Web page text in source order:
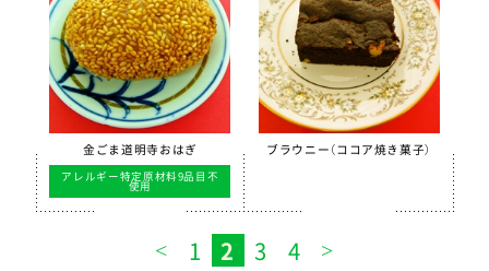
金ごま道明寺おはぎ
アレルギー特定原材料9品目不
使用
ブラウニー（ココア焼き菓子）
1 2 3 4